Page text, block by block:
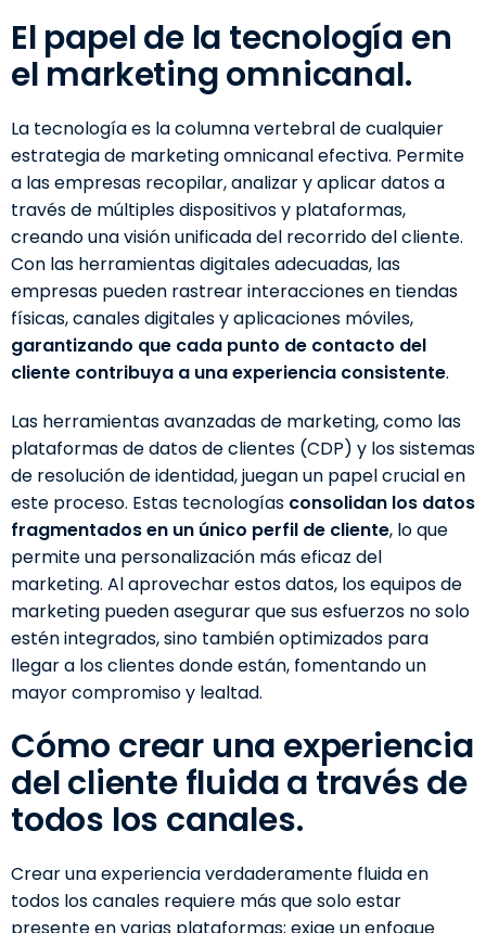
El papel de la tecnología en
el marketing omnicanal.
La tecnología es la columna vertebral de cualquier
estrategia de marketing omnicanal efectiva. Permite
a las empresas recopilar, analizar y aplicar datos a
través de múltiples dispositivos y plataformas,
creando una visión unificada del recorrido del cliente.
Con las herramientas digitales adecuadas, las
empresas pueden rastrear interacciones en tiendas
físicas, canales digitales y aplicaciones móviles,
garantizando que cada punto de contacto del
cliente contribuya a una experiencia consistente.
Las herramientas avanzadas de marketing, como las
plataformas de datos de clientes (CDP) y los sistemas
de resolución de identidad, juegan un papel crucial en
este proceso. Estas tecnologías consolidan los datos
fragmentados en un único perfil de cliente, lo que
permite una personalización más eficaz del
marketing. Al aprovechar estos datos, los equipos de
marketing pueden asegurar que sus esfuerzos no solo
estén integrados, sino también optimizados para
llegar a los clientes donde están, fomentando un
mayor compromiso y lealtad.
Cómo crear una experiencia
del cliente fluida a través de
todos los canales.
Crear una experiencia verdaderamente fluida en
todos los canales requiere más que solo estar
presente en varias plataformas; exige un enfoque